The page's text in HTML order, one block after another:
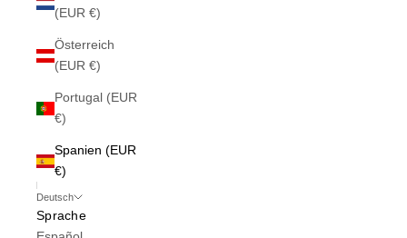
(EUR €)
Österreich
(EUR €)
Portugal (EUR
€)
Spanien (EUR
€)
Deutsch
Sprache